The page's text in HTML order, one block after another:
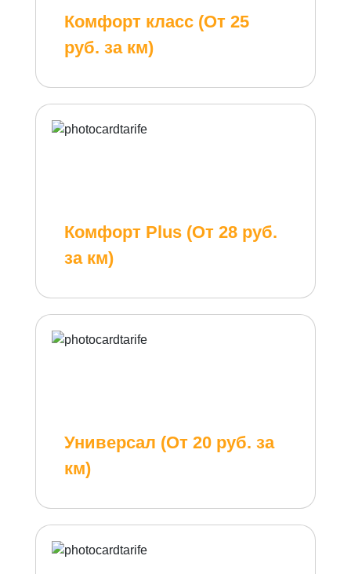
Комфорт класс (От 25
руб. за км)
Комфорт Plus (От 28 руб.
за км)
Универсал (От 20 руб. за
км)